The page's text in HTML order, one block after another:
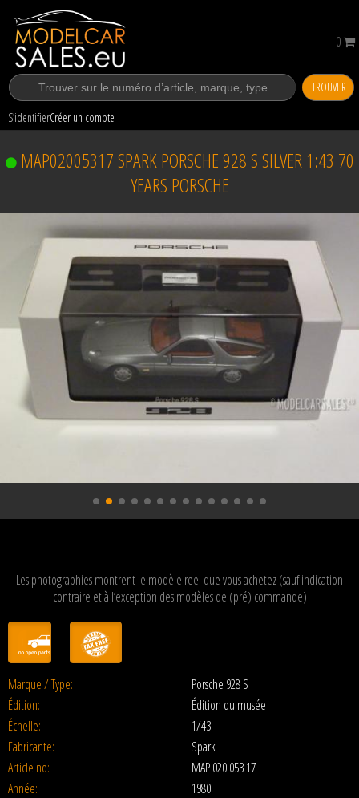
TROUVER
S’identifierCréer un compte
0
MAP02005317 SPARK PORSCHE 928 S SILVER 1:43 70
YEARS PORSCHE
Les photographies montrent le modèle reel que vous achetez (sauf indication
contraire et à l’exception des modèles de (pré) commande)
Marque / Type:
Porsche 928 S
Édition:
Édition du musée
Échelle:
1/43
Fabricante:
Spark
Article no:
MAP 020 053 17
Année:
1980